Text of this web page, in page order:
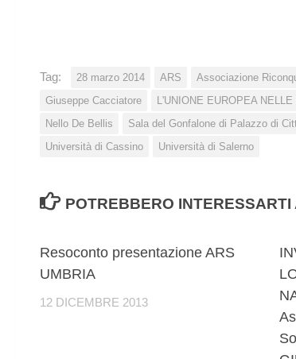
Tag: 28 marzo 2014 ARS Associazione
Giuseppe Cacciatore
L'UNIONE EUROPEA
Nello De Bellis
Sala del Gonfalone di Palazzo di
Università di Cassino
Università di Salerno
POTREBBERO INTERESSARTI
Resoconto presentazione ARS
UMBRIA
12 DICEMBRE 2013